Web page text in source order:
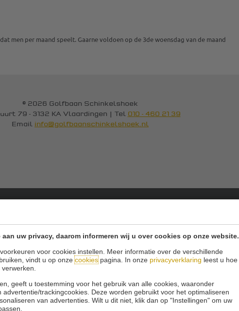
uw privacy, daarom informeren wij u over cookies op onze website.
voor cookies instellen. Meer informatie over de verschillende
vindt u op onzecookiespagina. In onze privacyverklaring leest u hoe
geeft u toestemming voor het gebruik van alle cookies, waaronder
advertentie/trackingcookies. Deze worden gebruikt voor het optimaliseren
van advertenties. Wilt u dit niet, klik dan op "Instellingen" om uw
men per maand speelt. Gaarne voldoen op de 3de woensdag van de maand
© 2026 Golfbaan Schinkelshoek
79 - 3132 KA Vlaardingen | Tel 010 - 460 21 39
Email info@golfbaanschinkelshoek.nl